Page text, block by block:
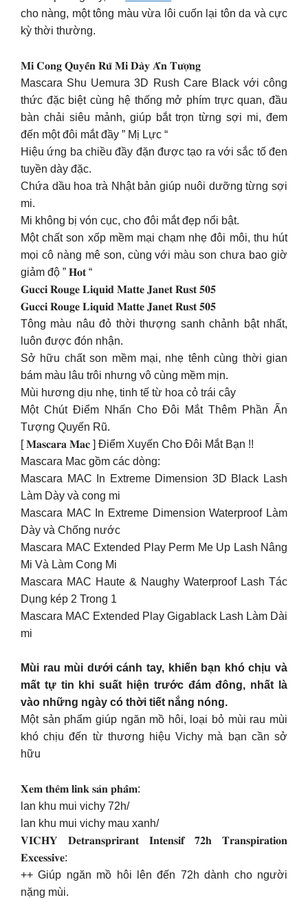
cho nàng, một tông màu vừa lôi cuốn lại tôn da và cực
kỳ thời thường.
𝐌𝐢 𝐂𝐨𝐧𝐠 𝐐𝐮𝐲𝐞̂́𝐧 𝐑𝐮̃ 𝐌𝐢 𝐃𝐚̀𝐲 𝐀̂́𝐧 𝐓𝐮̛𝐨̛̣𝐧𝐠
Mascara Shu Uemura 3D Rush Care Black với công
thức đặc biệt cùng hệ thống mở phím trực quan, đầu
bàn chải siêu mảnh, giúp bắt trọn từng sợi mi, đem
đến một đôi mắt đầy ” Mị Lực “
Hiệu ứng ba chiều đầy đặn được tạo ra với sắc tố đen
tuyền dày đặc.
Chứa dầu hoa trà Nhật bản giúp nuôi dưỡng từng sợi
mi.
Mi không bị vón cục, cho đôi mắt đẹp nổi bật.
Một chất son xốp mềm mại chạm nhẹ đôi môi, thu hút
mọi cô nàng mê son, cùng với màu son chưa bao giờ
giảm độ ” 𝐇𝐨𝐭 “
𝐆𝐮𝐜𝐜𝐢 𝐑𝐨𝐮𝐠𝐞 𝐋𝐢𝐪𝐮𝐢𝐝 𝐌𝐚𝐭𝐭𝐞 𝐉𝐚𝐧𝐞𝐭 𝐑𝐮𝐬𝐭 𝟓𝟎𝟓
𝐆𝐮𝐜𝐜𝐢 𝐑𝐨𝐮𝐠𝐞 𝐋𝐢𝐪𝐮𝐢𝐝 𝐌𝐚𝐭𝐭𝐞 𝐉𝐚𝐧𝐞𝐭 𝐑𝐮𝐬𝐭 𝟓𝟎𝟓
Tông màu nâu đỏ thời thượng sanh chảnh bật nhất,
luôn được đón nhận.
Sở hữu chất son mềm mại, nhẹ tênh cùng thời gian
bám màu lâu trôi nhưng vô cùng mềm mịn.
Mùi hương dịu nhẹ, tinh tế từ hoa cỏ trái cây
Một Chút Điểm Nhấn Cho Đôi Mắt Thêm Phần Ấn
Tượng Quyến Rũ.
[ 𝐌𝐚𝐬𝐜𝐚𝐫𝐚 𝐌𝐚𝐜 ] Điểm Xuyến Cho Đôi Mắt Bạn !!
Mascara Mac gồm các dòng:
Mascara MAC In Extreme Dimension 3D Black Lash
Làm Dày và cong mi
Mascara MAC In Extreme Dimension Waterproof Làm
Dày và Chống nước
Mascara MAC Extended Play Perm Me Up Lash Nâng
Mi Và Làm Cong Mi
Mascara MAC Haute & Naughy Waterproof Lash Tác
Dụng kép 2 Trong 1
Mascara MAC Extended Play Gigablack Lash Làm Dài
mi
Mùi rau mùi dưới cánh tay, khiến bạn khó chịu và
mất tự tin khi suất hiện trước đám đông, nhất là
vào những ngày có thời tiết nắng nóng.
Một sản phẩm giúp ngăn mồ hôi, loại bỏ mùi rau mùi
khó chịu đến từ thương hiệu Vichy mà bạn cần sở
hữu
𝐗𝐞𝐦 𝐭𝐡𝐞̂𝐦 𝐥𝐢𝐧𝐤 𝐬𝐚̉𝐧 𝐩𝐡𝐚̂̉𝐦:
lan khu mui vichy 72h/
lan khu mui vichy mau xanh/
️𝐕𝐈𝐂𝐇𝐘 𝐃𝐞𝐭𝐫𝐚𝐧𝐬𝐩𝐫𝐢𝐫𝐚𝐧𝐭 𝐈𝐧𝐭𝐞𝐧𝐬𝐢𝐟 𝟕𝟐𝐡 𝐓𝐫𝐚𝐧𝐬𝐩𝐢𝐫𝐚𝐭𝐢𝐨𝐧
𝐄𝐱𝐜𝐞𝐬𝐬𝐢𝐯𝐞:
++ Giúp ngăn mồ hôi lên đến 72h dành cho người
nặng mùi.